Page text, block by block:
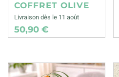
COFFRET OLIVE
Livraison dès le 11 août
50,90 €